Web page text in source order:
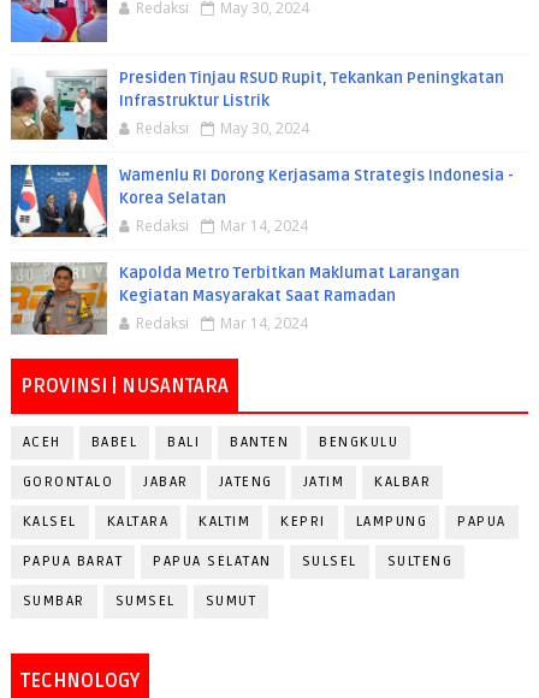
Redaksi May 30, 2024
Presiden Tinjau RSUD Rupit, Tekankan Peningkatan
Infrastruktur Listrik
Redaksi May 30, 2024
Wamenlu RI Dorong Kerjasama Strategis Indonesia -
Korea Selatan
Redaksi Mar 14, 2024
Kapolda Metro Terbitkan Maklumat Larangan
Kegiatan Masyarakat Saat Ramadan
Redaksi Mar 14, 2024
PROVINSI | NUSANTARA
ACEH BABEL BALI BANTEN BENGKULU
GORONTALO JABAR JATENG JATIM KALBAR
KALSEL KALTARA KALTIM KEPRI LAMPUNG PAPUA
PAPUA BARAT PAPUA SELATAN SULSEL SULTENG
SUMBAR SUMSEL SUMUT
TECHNOLOGY